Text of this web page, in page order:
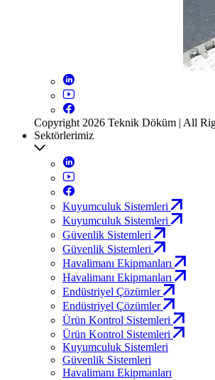
Copyright 2026 Teknik Döküm | All
Sektörlerimiz
Kuyumculuk Sistemleri
Kuyumculuk Sistemleri
Güvenlik Sistemleri
Güvenlik Sistemleri
Havalimanı Ekipmanları
Havalimanı Ekipmanları
Endüstriyel Çözümler
Endüstriyel Çözümler
Ürün Kontrol Sistemleri
Ürün Kontrol Sistemleri
Kuyumculuk Sistemleri
Güvenlik Sistemleri
Havalimanı Ekipmanları